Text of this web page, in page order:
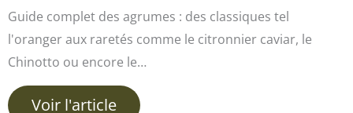
Guide complet des agrumes : des classiques tel
l'oranger aux raretés comme le citronnier caviar, le
Chinotto ou encore le…
Voir l'article